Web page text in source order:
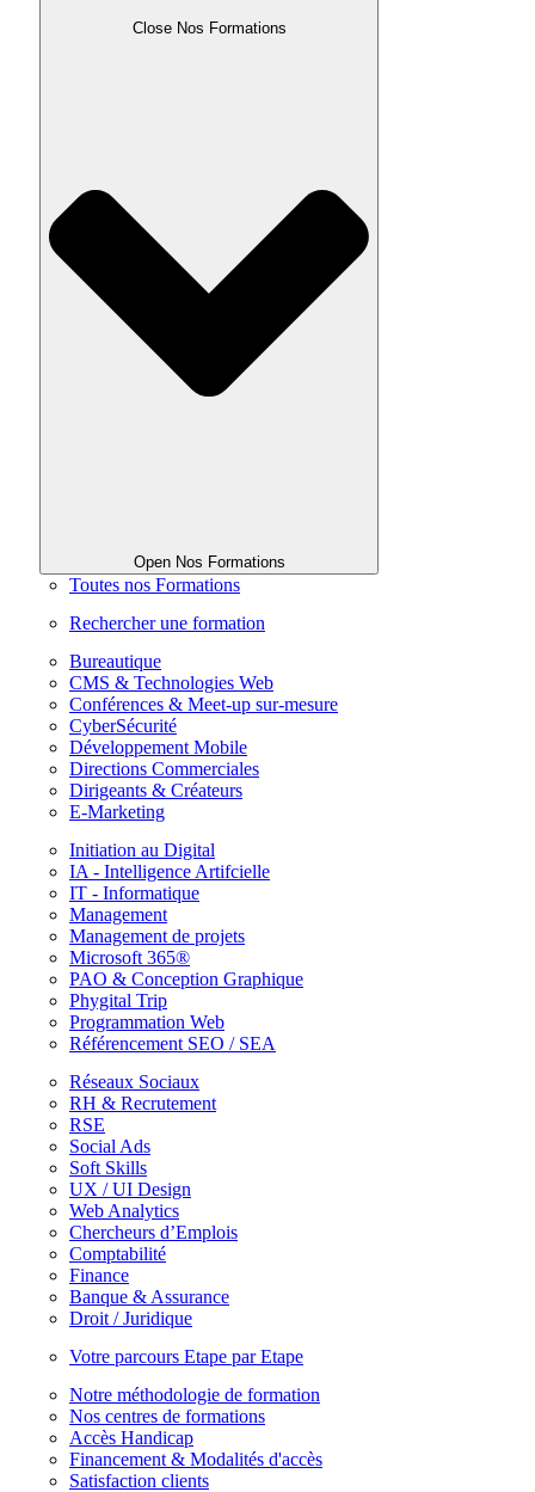
Close Nos Formations
Open Nos Formations
Toutes nos Formations
Rechercher une formation
Bureautique
CMS & Technologies Web
Conférences & Meet-up sur-mesure
CyberSécurité
Développement Mobile
Directions Commerciales
Dirigeants & Créateurs
E-Marketing
Initiation au Digital
IA - Intelligence Artifcielle
IT - Informatique
Management
Management de projets
Microsoft 365®
PAO & Conception Graphique
Phygital Trip
Programmation Web
Référencement SEO / SEA
Réseaux Sociaux
RH & Recrutement
RSE
Social Ads
Soft Skills
UX / UI Design
Web Analytics
Chercheurs d’Emplois
Comptabilité
Finance
Banque & Assurance
Droit / Juridique
Votre parcours Etape par Etape
Notre méthodologie de formation
Nos centres de formations
Accès Handicap
Financement & Modalités d'accès
Satisfaction clients